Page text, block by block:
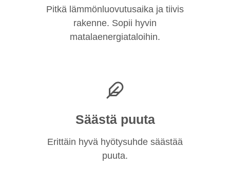
Pitkä lämmönluovutusaika ja tiivis
rakenne. Sopii hyvin
matalaenergiataloihin.
Säästä puuta
Erittäin hyvä hyötysuhde säästää
puuta.